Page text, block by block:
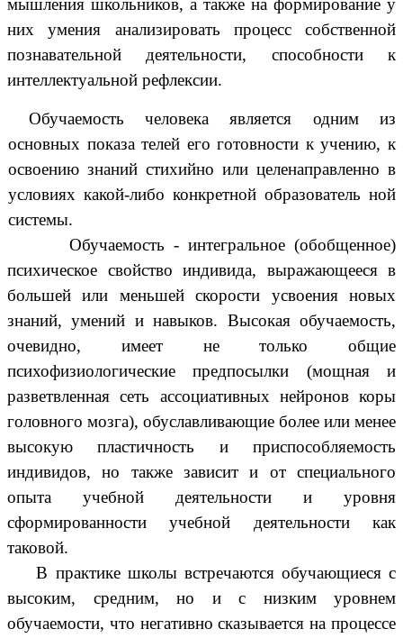
мышления школьников, а также на формирование у
них умения анализировать процесс собственной
познавательной деятельности, способности к
интеллектуальной рефлексии.
Обучаемость человека является одним из
основных показа телей его готовности к учению, к
освоению знаний стихийно или целенаправленно в
условиях какой-либо конкретной образователь ной
системы.
Обучаемость - интегральное (обобщенное)
психическое свойство индивида, выражающееся в
большей или меньшей скорости усвоения новых
знаний, умений и навыков. Высокая обучаемость,
очевидно, имеет не только общие
психофизиологические предпосылки (мощная и
разветвленная сеть ассоциативных нейронов коры
головного мозга), обуславливающие более или менее
высокую пластичность и приспособляемость
индивидов, но также зависит и от специального
опыта учебной деятельности и уровня
сформированности учебной деятельности как
таковой.
В практике школы встречаются обучающиеся с
высоким, средним, но и с низким уровнем
обучаемости, что негативно сказывается на процессе